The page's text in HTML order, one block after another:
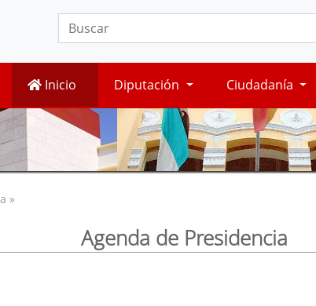
Inicio Diputación Ciudadanía
»
Agenda de Presidencia